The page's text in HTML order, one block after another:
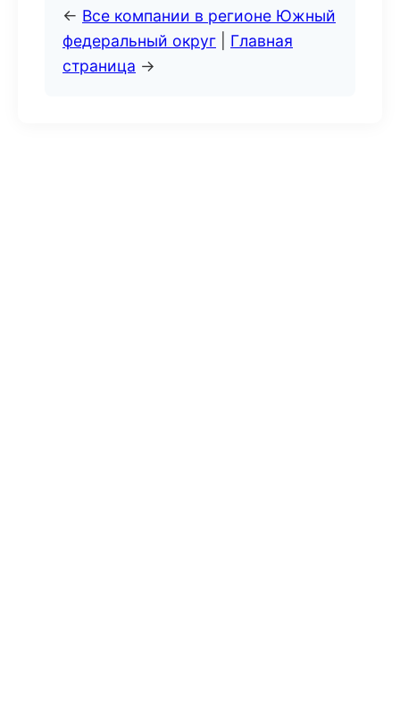
← Все компании в регионе Южный
федеральный округ
Главная
страница →